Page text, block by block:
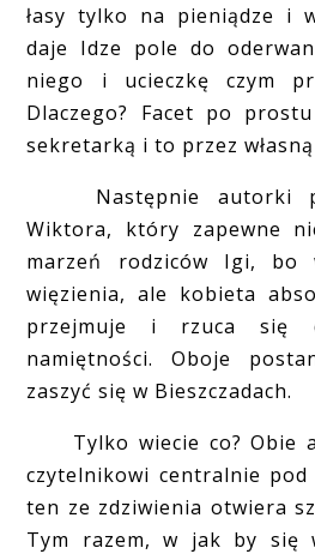
łasy tylko na pieniądze i
daje Idze pole do
niego i ucieczkę czym
Dlaczego? Facet po
sekretarką i to przez
Następnie autorki
Wiktora, który zapewne
marzeń rodziców Igi, bo
więzienia, ale kobieta
przejmuje i rzuca się
namiętności. Oboje
zaszyć się w Bieszczadach.
Tylko wiecie co? Obie
czytelnikowi centralnie
ten ze zdziwienia otwiera
Tym razem, w jak by się